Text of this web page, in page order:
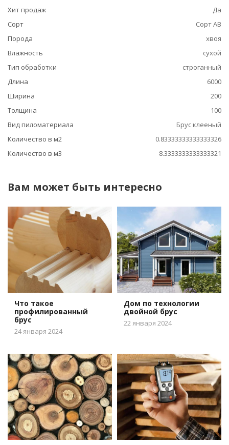
Хит продаж
Да
Сорт
Сорт АВ
Порода
хвоя
Влажность
сухой
Тип обработки
строганный
Длина
6000
Ширина
200
Толщина
100
Вид пиломатериала
Брус клееный
Количество в м2
0.83333333333333326
Количество в м3
8.3333333333333321
Вам может быть интересно
Что такое
профилированный
брус
24 января 2024
Дом по технологии
двойной брус
22 января 2024